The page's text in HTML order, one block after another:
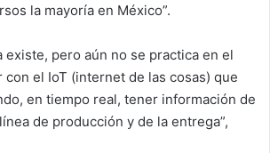
la mayoría en México”.
existe, pero aún no se practica en el
con el IoT (internet de las cosas) que
en tiempo real, tener información de
de producción y de la entrega”,